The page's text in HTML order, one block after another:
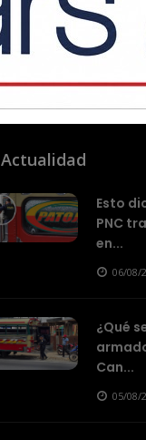
Actualidad
Esto
PNC
en...
06/08/
¿Qué
Can...
05/08/